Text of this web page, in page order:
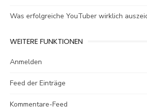
Was erfolgreiche YouTuber wirklich
WEITERE FUNKTIONEN
Anmelden
Feed der Einträge
Kommentare-Feed